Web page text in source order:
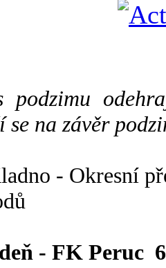
podzimu
na závěr
- Okresní
- FK Peruc